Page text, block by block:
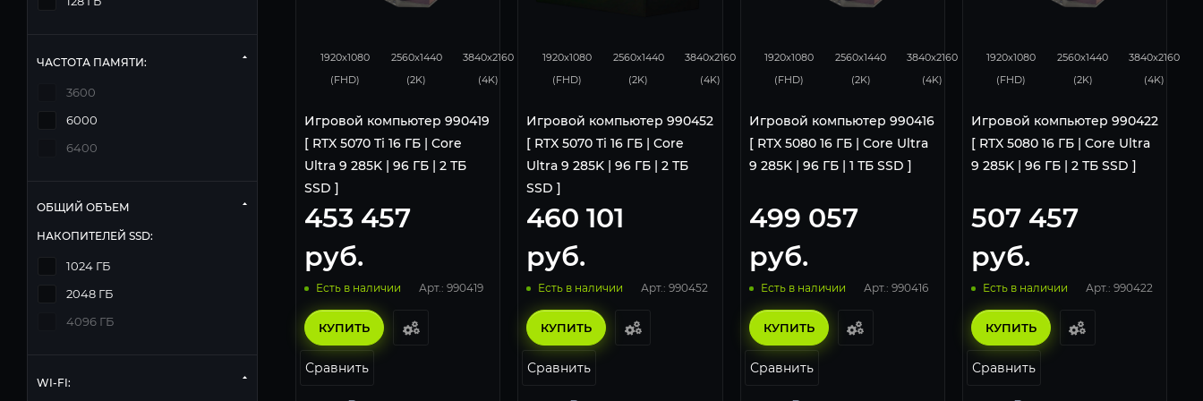
1920x1080
(FHD)
2560x1440
(2K)
3840x2160
(4K)
Игровой компьютер 990419
[ RTX 5070 Ti 16 ГБ | Core
Ultra 9 285K | 96 ГБ | 2 ТБ
SSD ]
453 457
руб.
Есть в наличии Арт.: 990419
КУПИТЬ
Сравнить
1920x1080
(FHD)
2560x1440
(2K)
3840x2160
(4K)
Игровой компьютер 990452
[ RTX 5070 Ti 16 ГБ | Core
Ultra 9 285K | 96 ГБ | 2 ТБ
SSD ]
460 101
руб.
Есть в наличии Арт.: 990452
КУПИТЬ
Сравнить
1920x1080
(FHD)
2560x1440
(2K)
3840x2160
(4K)
Игровой компьютер 990416
[ RTX 5080 16 ГБ | Core Ultra
9 285K | 96 ГБ | 1 ТБ SSD ]
499 057
руб.
Есть в наличии Арт.: 990416
КУПИТЬ
Сравнить
1920x1080
(FHD)
2560x1440
(2K)
3840x2160
(4K)
Игровой компьютер 990422
[ RTX 5080 16 ГБ | Core Ultra
9 285K | 96 ГБ | 2 ТБ SSD ]
507 457
руб.
Есть в наличии Арт.: 990422
КУПИТЬ
Сравнить
ЧАСТОТА ПАМЯТИ:
3600
6000
6400
ОБЩИЙ ОБЪЕМ
НАКОПИТЕЛЕЙ SSD:
1024 ГБ
2048 ГБ
4096 ГБ
WI-FI: